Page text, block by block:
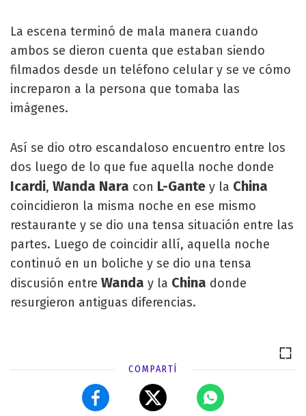
La escena terminó de mala manera cuando
ambos se dieron cuenta que estaban siendo
filmados desde un teléfono celular y se ve cómo
increparon a la persona que tomaba las
imágenes.
Así se dio otro escandaloso encuentro entre los
dos luego de lo que fue aquella noche donde
Icardi, Wanda Nara con L-Gante y la China
coincidieron la misma noche en ese mismo
restaurante y se dio una tensa situación entre las
partes. Luego de coincidir allí, aquella noche
continuó en un boliche y se dio una tensa
discusión entre Wanda y la China donde
resurgieron antiguas diferencias.
COMPARTÍ